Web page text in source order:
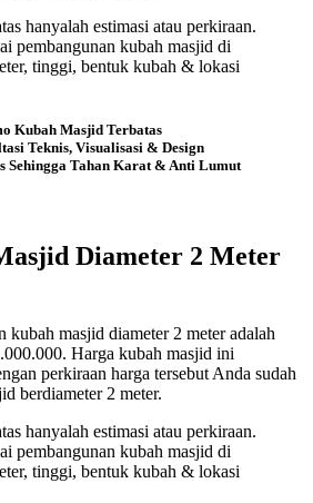
hanyalah estimasi atau perkiraan.
pembangunan kubah masjid di
tinggi, bentuk kubah & lokasi
Kubah Masjid Terbatas
Teknis, Visualisasi & Design
Sehingga Tahan Karat & Anti Lumut
Diameter 2 Meter
kubah masjid diameter 2 meter adalah
Harga kubah masjid ini
perkiraan harga tersebut Anda sudah
berdiameter 2 meter.
hanyalah estimasi atau perkiraan.
pembangunan kubah masjid di
tinggi, bentuk kubah & lokasi